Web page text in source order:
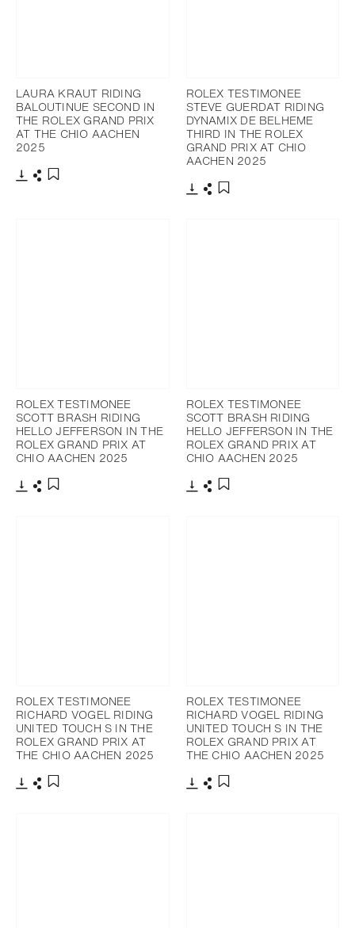
LAURA KRAUT RIDING
BALOUTINUE SECOND IN
THE ROLEX GRAND PRIX
AT THE CHIO AACHEN
2025
ROLEX TESTIMONEE
STEVE GUERDAT RIDING
DYNAMIX DE BELHEME
THIRD IN THE ROLEX
GRAND PRIX AT CHIO
AACHEN 2025
ROLEX TESTIMONEE
SCOTT BRASH RIDING
HELLO JEFFERSON IN THE
ROLEX GRAND PRIX AT
CHIO AACHEN 2025
ROLEX TESTIMONEE
SCOTT BRASH RIDING
HELLO JEFFERSON IN THE
ROLEX GRAND PRIX AT
CHIO AACHEN 2025
ROLEX TESTIMONEE
RICHARD VOGEL RIDING
UNITED TOUCH S IN THE
ROLEX GRAND PRIX AT
THE CHIO AACHEN 2025
ROLEX TESTIMONEE
RICHARD VOGEL RIDING
UNITED TOUCH S IN THE
ROLEX GRAND PRIX AT
THE CHIO AACHEN 2025